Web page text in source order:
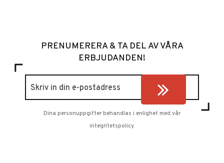
PRENUMERERA & TA DEL AV VÅRA
ERBJUDANDEN!
Dina personuppgifter behandlas i enlighet med vår
integritetspolicy.